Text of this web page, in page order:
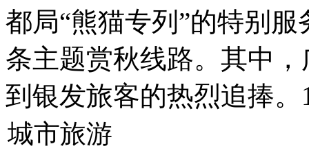
都局“熊猫专列”的特别
条主题赏秋线路。其中
到银发旅客的热烈追捧
城市旅游